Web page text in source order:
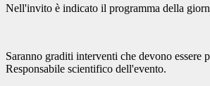
Nell'invito è indicato il programma della
Saranno graditi interventi che devono
Responsabile scientifico dell'evento.